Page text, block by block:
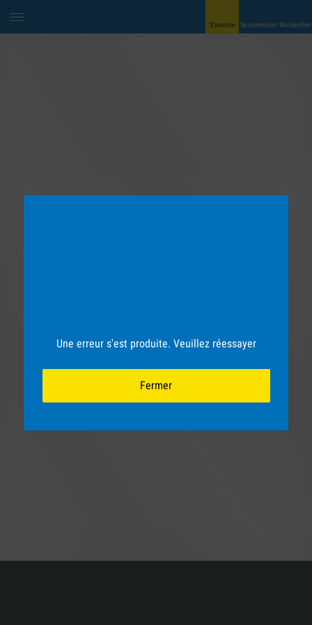
S’inscrire Se connecter Rechercher
Une erreur s'est produite. Veuillez réessayer
Fermer